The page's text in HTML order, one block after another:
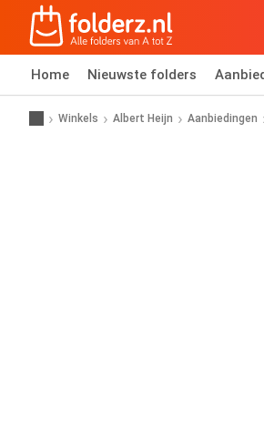
Home Nieuwste folders
Winkels Albert Heijn Aanbiedingen